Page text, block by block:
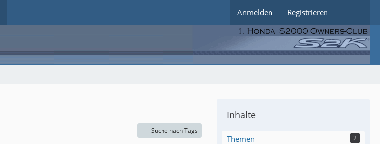
Anmelden Registrieren
Suche nach Tags
Inhalte
Themen 2